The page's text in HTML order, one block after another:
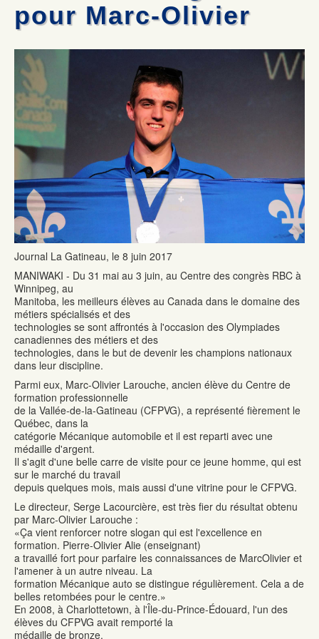
La formation professionnelle dans la Vallée-de-la-Gatineau :
une formule gagnante
trouver un emploi
Les commissaires remettent deux certificats honorifiques
Olympiades de la formation professionnelle: Jérémy Gagnon
pour Marc-Olivier
Journal La Gatineau, le 8 juin 2017
MANIWAKI - Du 31 mai au 3 juin, au Centre des congrès RBC à
Winnipeg, au
Manitoba, les meilleurs élèves au Canada dans le domaine des
métiers spécialisés et des
technologies se sont affrontés à l'occasion des Olympiades
canadiennes des métiers et des
technologies, dans le but de devenir les champions nationaux
dans leur discipline.
Parmi eux, Marc-Olivier Larouche, ancien élève du Centre de
formation professionnelle
de la Vallée-de-la-Gatineau (CFPVG), a représenté fièrement le
Québec, dans la
catégorie Mécanique automobile et il est reparti avec une
médaille d'argent.
Il s'agit d'une belle carre de visite pour ce jeune homme, qui est
sur le marché du travail
depuis quelques mois, mais aussi d'une vitrine pour le CFPVG.
Le directeur, Serge Lacourcière, est très fier du résultat obtenu
par Marc-Olivier Larouche :
«Ça vient renforcer notre slogan qui est l'excellence en
formation. Pierre-Olivier Alie (enseignant)
a travaillé fort pour parfaire les connaissances de MarcOlivier et
l'amener à un autre niveau. La
formation Mécanique auto se distingue régulièrement. Cela a de
belles retombées pour le centre.»
En 2008, à Charlottetown, à l'Île-du-Prince-Édouard, l'un des
élèves du CFPVG avait remporté la
médaille de bronze.